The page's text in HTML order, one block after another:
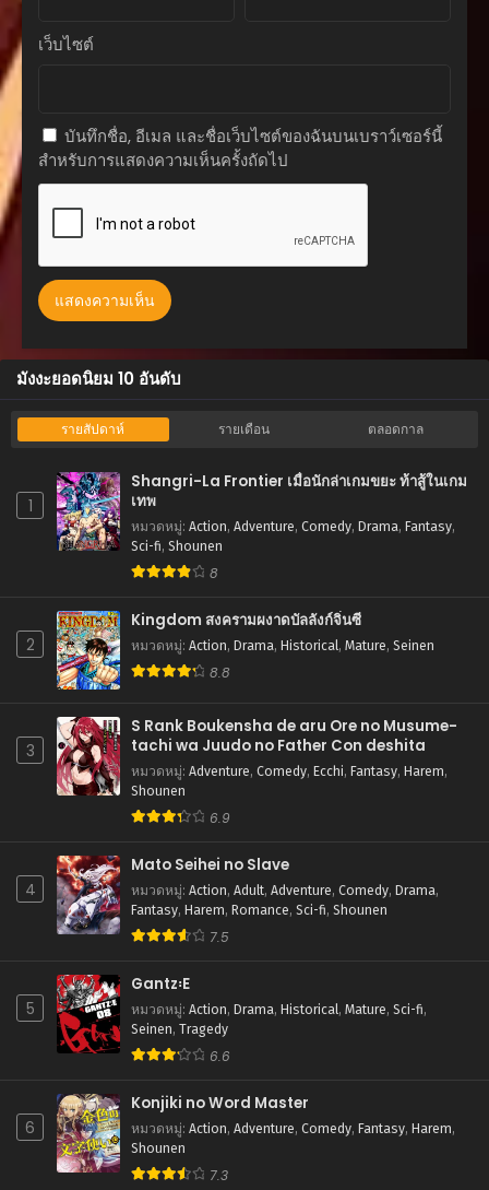
กันยายน 13, 2025
ตอนที่ 62
กันยายน 13, 2025
ตอนที่ 61
ตอนที่ 60
ตอนที่ 59
กันยายน 13, 2025
ตอนที่ 58
ตอนที่ 57
กันยายน 13, 2025
กันยายน 13, 2025
ตอนที่ 55
กันยายน 13, 2025
ตอนที่ 54
กันยายน 13, 2025
ตอนที่ 53
กันยายน 13, 2025
ตอนที่ 51
กันยายน 13, 2025
กันยายน 13, 2025
ตอนที่ 49
กันยายน 13, 2025
ตอนที่ 48
กันยายน 13, 2025
ตอนที่ 47
กันยายน 13, 2025
เว็บไซต์
บันทึกชื่อ, อีเมล และชื่อเว็บไซต์ของฉันบนเบราว์เซอร์นี้
สำหรับการแสดงความเห็นครั้งถัดไป
มังงะยอดนิยม 10 อันดับ
รายสัปดาห์ รายเดือน ตลอดกาล
1
Shangri-La Frontier เมื่อนักล่าเกมขยะ ท้าสู้ในเกม
เทพ
หมวดหมู่: Action, Adventure, Comedy, Drama, Fantasy,
Sci-fi, Shounen
8
2
Kingdom สงครามผงาดบัลลังก์จิ๋นซี
หมวดหมู่: Action, Drama, Historical, Mature, Seinen
8.8
3
S Rank Boukensha de aru Ore no Musume-
tachi wa Juudo no Father Con deshita
หมวดหมู่: Adventure, Comedy, Ecchi, Fantasy, Harem,
Shounen
6.9
4
Mato Seihei no Slave
หมวดหมู่: Action, Adult, Adventure, Comedy, Drama,
Fantasy, Harem, Romance, Sci-fi, Shounen
7.5
5
Gantz꞉E
หมวดหมู่: Action, Drama, Historical, Mature, Sci-fi,
Seinen, Tragedy
6.6
6
Konjiki no Word Master
หมวดหมู่: Action, Adventure, Comedy, Fantasy, Harem,
Shounen
7.3